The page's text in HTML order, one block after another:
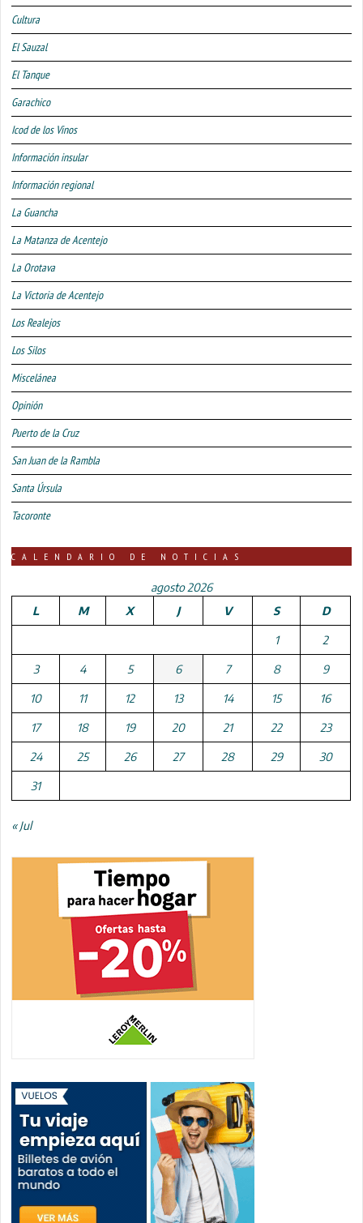
Cultura
El Sauzal
El Tanque
Garachico
Icod de los Vinos
Información insular
Información regional
La Guancha
La Matanza de Acentejo
La Orotava
La Victoria de Acentejo
Los Realejos
Los Silos
Miscelánea
Opinión
Puerto de la Cruz
San Juan de la Rambla
Santa Úrsula
Tacoronte
CALENDARIO DE NOTICIAS
agosto 2026
L
M X J V S D
1 2
3 4 5 6 7 8 9
10 11 12 13 14 15 16
17 18 19 20 21 22 23
24 25 26 27 28 29 30
31
« Jul